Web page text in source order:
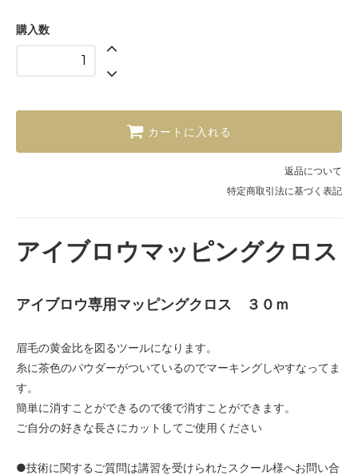
購入数
カートに入れる
返品について
特定商取引法に基づく表記
アイブロウマッピングクロス
アイブロウ専用マッピングクロス ３０ｍ
眉毛の黄金比を図るツールになります。
糸に茶色のパウダーがついているのでマーキングしやすなってま
す。
簡単に消すことができるので後で消すことができます。
ご自分の好きな長さにカットしてご使用ください
●技術に関するご質問は講習を受けられたスクール様へお問い合